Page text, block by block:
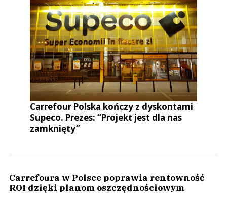
Carrefour Polska kończy z dyskontami
Supeco. Prezes: “Projekt jest dla nas
zamknięty”
Carrefoura w Polsce poprawia rentowność
ROI dzięki planom oszczędnościowym